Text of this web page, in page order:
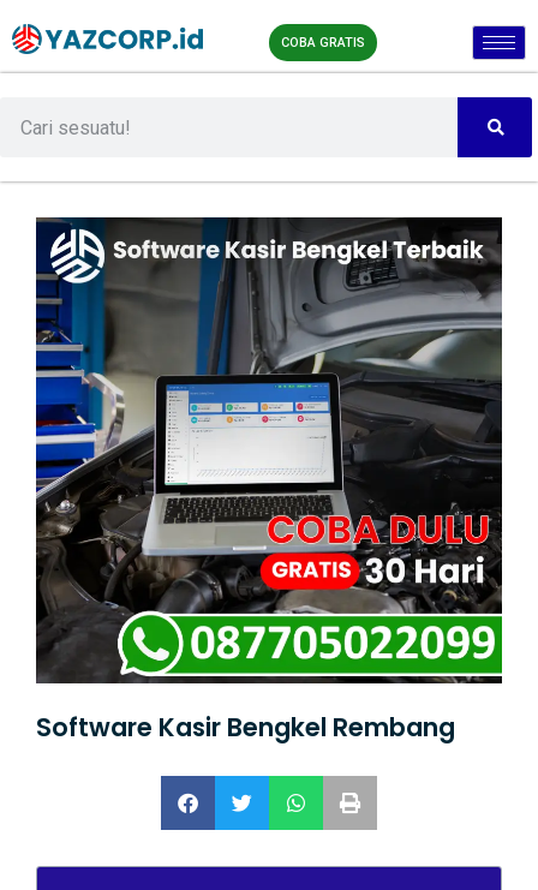
COBA GRATIS
Software Kasir Bengkel Rembang